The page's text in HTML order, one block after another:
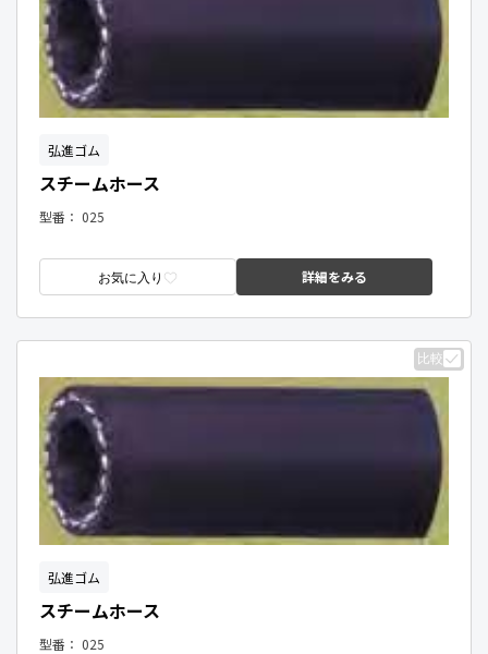
弘進ゴム
スチームホース
型番： 025
お気に入り 詳細をみる
比較
弘進ゴム
スチームホース
型番： 025